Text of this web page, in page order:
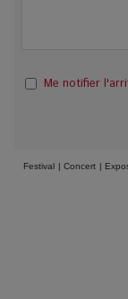
Me notifier
Festival | Concert |